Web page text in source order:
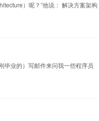
）呢？”他说： 解决方案架构
毕业的）写邮件来问我一些程序员